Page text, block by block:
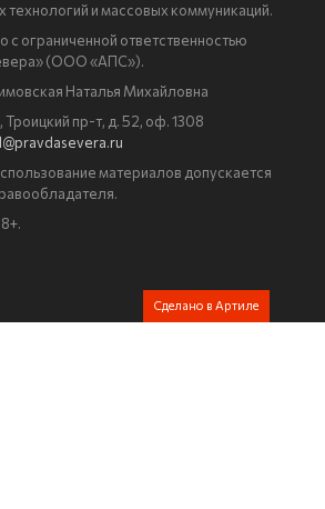
технологий и массовых коммуникаций.
ограниченной ответственностью
(ООО «АПС»).
Наталья Михайловна
пр-т, д. 52, оф. 1308
материалов допускается
Сделано в Артиле